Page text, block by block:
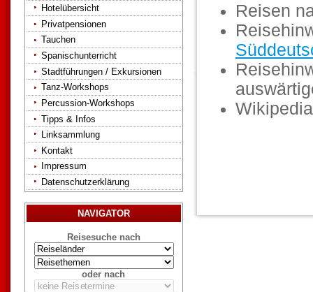
Hotelübersicht
Privatpensionen
Tauchen
Spanischunterricht
Stadtführungen / Exkursionen
Tanz-Workshops
Percussion-Workshops
Tipps & Infos
Linksammlung
Kontakt
Impressum
Datenschutzerklärung
NAVIGATOR
Reisesuche nach
oder nach
Reisen